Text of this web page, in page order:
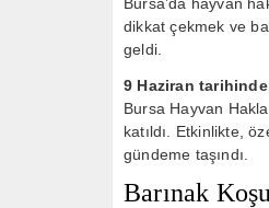
dikkat çekmek ve
geldi.
9 Haziran
Bursa Hayvan
katıldı. Etkinlikte,
gündeme taşındı.
Barınak